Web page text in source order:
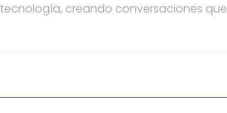
creando conversaciones que